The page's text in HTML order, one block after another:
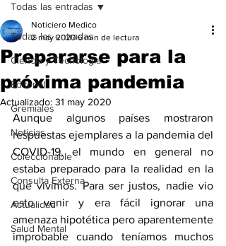
Todas las entradas
Ciencia y Tecnología
Editorial
Gremiales
Noticias
Coleccionable
Consulta Externa
Actualidad
Salud Mental
Todas las entradas
Prepararse para la
próxima pandemia
Noticiero Medico
2 may 2020 6 min de lectura
Actualizado: 31 may 2020
Aunque algunos países mostraron
respuestas ejemplares a la pandemia del
COVID-19, el mundo en general no
estaba preparado para la realidad en la
que vivimos. Para ser justos, nadie vio
esto venir y era fácil ignorar una
amenaza hipotética pero aparentemente
improbable cuando teníamos muchos